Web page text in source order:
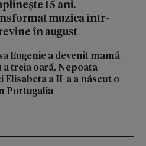
15 ani.
muzica într-
în august
Eugenie a devenit mamă
treia oară. Nepoata
Elisabeta a II-a a născut o
Portugalia